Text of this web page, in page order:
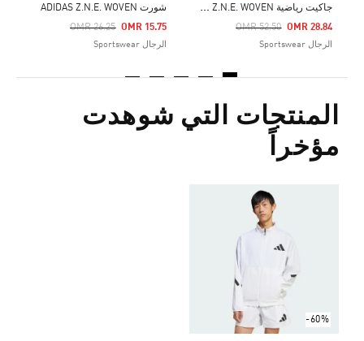
ج
اكيت رياضية ADIDAS Z.N.E. WOVEN
Price Reduced From
OMR 52.50
To OMR 28.84
الرجال Sportswear
شورت ADIDAS Z.N.E. WOVEN
Price Reduced From
OMR 26.25
To OMR 15.75
الرجال Sportswear
المنتجات التي شوهدت
مؤخراً
-60%